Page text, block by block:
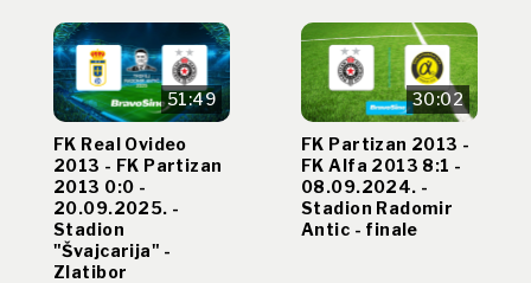
51:49
FK Real Ovideo
2013 - FK Partizan
2013 0:0 -
20.09.2025. -
Stadion
"Švajcarija" -
Zlatibor
30:02
FK Partizan 2013 -
FK Alfa 2013 8:1 -
08.09.2024. -
Stadion Radomir
Antic - finale